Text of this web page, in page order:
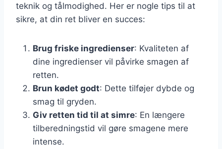
teknik og tålmodighed. Her er nogle tips til at
sikre, at din ret bliver en succes:
Brug friske ingredienser: Kvaliteten af
dine ingredienser vil påvirke smagen af
retten.
Brun kødet godt: Dette tilføjer dybde og
smag til gryden.
Giv retten tid til at simre: En længere
tilberedningstid vil gøre smagene mere
intense.